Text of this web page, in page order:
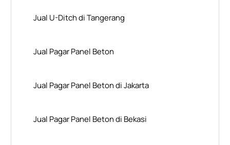
Jual U-Ditch di Tangerang
Jual Pagar Panel Beton
Jual Pagar Panel Beton di Jakarta
Jual Pagar Panel Beton di Bekasi